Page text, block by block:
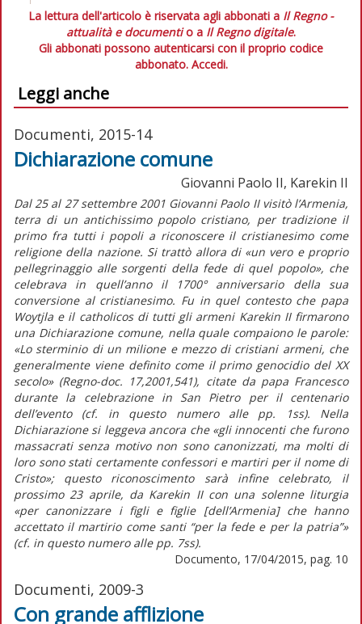
La lettura dell'articolo è riservata agli abbonati a Il Regno -
attualità e documentio a Il Regno digitale.
Gli abbonati possono autenticarsi con il proprio codice
abbonato. Accedi.
Leggi anche
Documenti, 2015-14
Dichiarazione comune
Giovanni Paolo II, Karekin II
Dal 25 al 27 settembre 2001 Giovanni Paolo II visitò l’Armenia,
terra di un antichissimo popolo cristiano, per tradizione il
primo fra tutti i popoli a riconoscere il cristianesimo come
religione della nazione. Si trattò allora di «un vero e proprio
pellegrinaggio alle sorgenti della fede di quel popolo», che
celebrava in quell’anno il 1700° anniversario della sua
conversione al cristianesimo. Fu in quel contesto che papa
Woytjla e il catholicos di tutti gli armeni Karekin II firmarono
una Dichiarazione comune, nella quale compaiono le parole:
«Lo sterminio di un milione e mezzo di cristiani armeni, che
generalmente viene definito come il primo genocidio del XX
secolo» (Regno-doc. 17,2001,541), citate da papa Francesco
durante la celebrazione in San Pietro per il centenario
dell’evento (cf. in questo numero alle pp. 1ss). Nella
Dichiarazione si leggeva ancora che «gli innocenti che furono
massacrati senza motivo non sono canonizzati, ma molti di
loro sono stati certamente confessori e martiri per il nome di
Cristo»; questo riconoscimento sarà infine celebrato, il
prossimo 23 aprile, da Karekin II con una solenne liturgia
«per canonizzare i figli e figlie [dell’Armenia] che hanno
accettato il martirio come santi “per la fede e per la patria”»
(cf. in questo numero alle pp. 7ss).
Documento, 17/04/2015, pag. 10
Documenti, 2009-3
Con grande afflizione